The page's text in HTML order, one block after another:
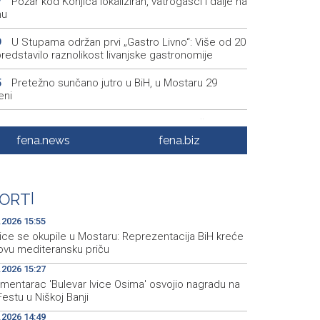
U Stupama održan prvi „Gastro Livno“: Više od 20
raznolikost livanjske gastronomije
Pretežno sunčano jutro u BiH, u Mostaru 29
Od ranih jutarnjih sati duge kolone putničkih
na pojedinim graničnim prelazima
Najave događaja za 9. 8. 2026. godine (nedjelja)
fena.news fena.biz
15:55
se okupile u Mostaru: Reprezentacija BiH kreće
mediteransku priču
15:27
'Bulevar Ivice Osima' osvojio nagradu na
u Niškoj Banji
14:49